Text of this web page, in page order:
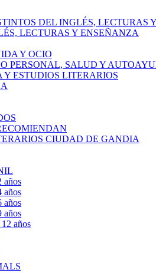
DEL INGLÉS, LECTURAS
LECTURAS Y ENSEÑANZA
Y OCIO
PERSONAL, SALUD Y
Y ESTUDIOS LITERARIOS
CIUDAD DE GANDIA
años
años
años
años
años